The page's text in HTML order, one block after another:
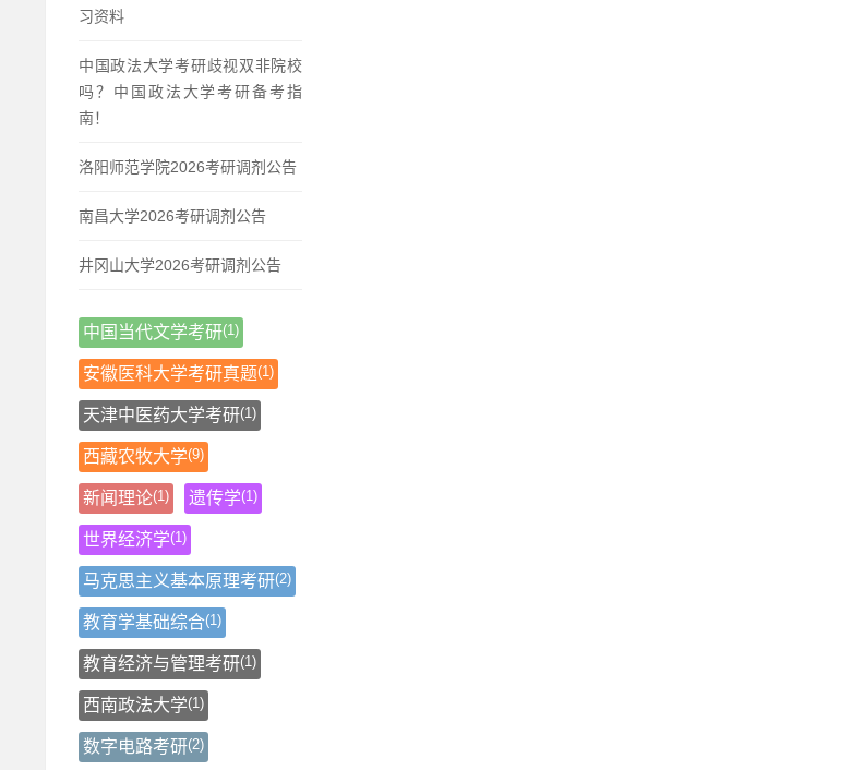
习资料
中国政法大学考研歧视双非院校
吗？中国政法大学考研备考指
南！
洛阳师范学院2026考研调剂公告
南昌大学2026考研调剂公告
井冈山大学2026考研调剂公告
中国当代文学考研(1)
安徽医科大学考研真题(1)
天津中医药大学考研(1)
西藏农牧大学(9)
新闻理论(1) 遗传学(1)
世界经济学(1)
马克思主义基本原理考研(2)
教育学基础综合(1)
教育经济与管理考研(1)
西南政法大学(1)
数字电路考研(2)